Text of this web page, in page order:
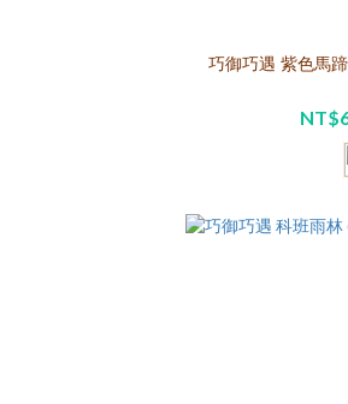
巧御巧遇 紫色馬